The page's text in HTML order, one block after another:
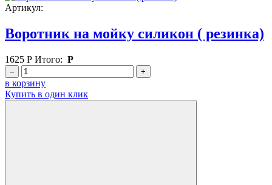
Артикул:
Воротник на мойку силикон ( резинка)
1625 Р Итого: Р
– +
в корзину
Купить в один клик